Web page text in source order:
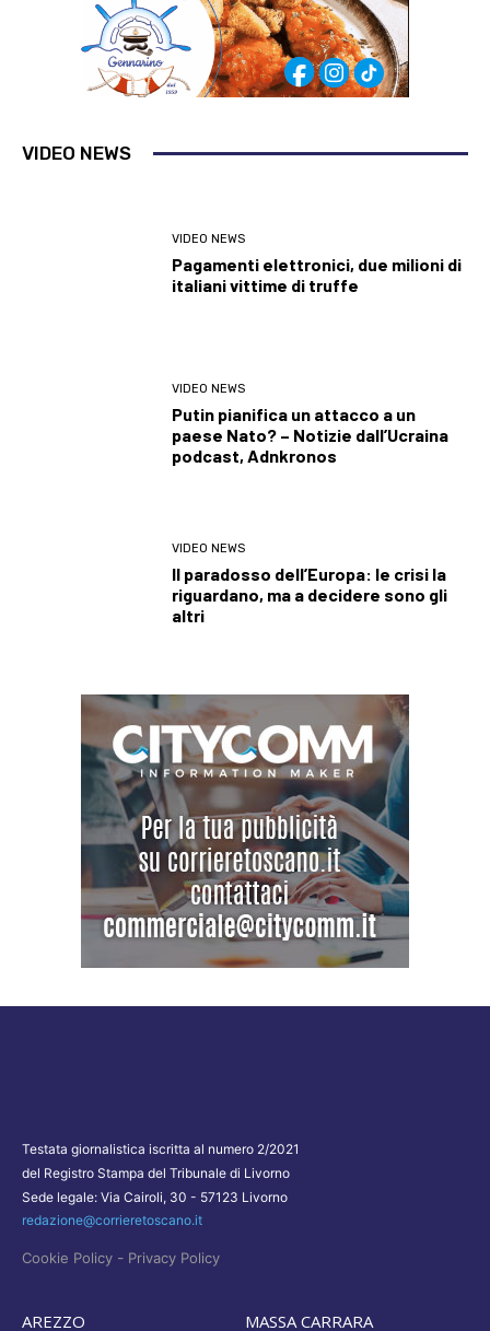
VIDEO NEWS
VIDEO NEWS
Pagamenti elettronici, due milioni di
italiani vittime di truffe
VIDEO NEWS
Putin pianifica un attacco a un
paese Nato? – Notizie dall’Ucraina
podcast, Adnkronos
VIDEO NEWS
Il paradosso dell’Europa: le crisi la
riguardano, ma a decidere sono gli
altri
Testata giornalistica iscritta al numero 2/2021
del Registro Stampa del Tribunale di Livorno
Sede legale: Via Cairoli, 30 - 57123 Livorno
redazione@corrieretoscano.it
Cookie Policy - Privacy Policy
AREZZO MASSA CARRARA